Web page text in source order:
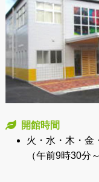
開館時間
火・水・木・金
（午前9時30分